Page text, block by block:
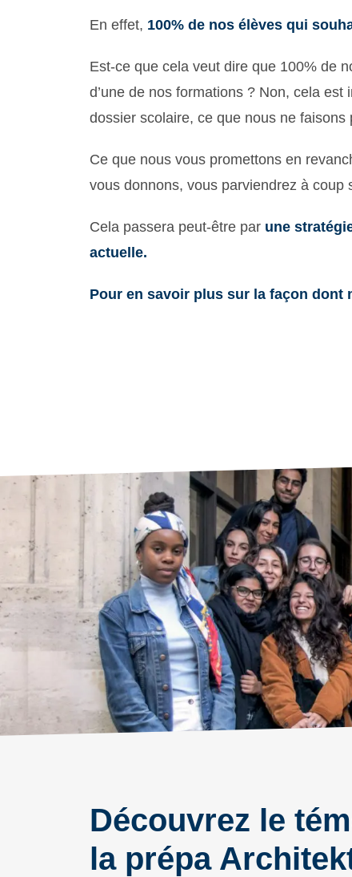
En effet, 100% de nos élèves qui
Est-ce que cela veut dire que 100% de
d’une de nos formations ? Non, cela
dossier scolaire, ce que nous ne faisons
Ce que nous vous promettons en
vous donnons, vous parviendrez à
Cela passera peut-être par une
actuelle.
Pour en savoir plus sur la façon dont
Découvrez le
la prépa